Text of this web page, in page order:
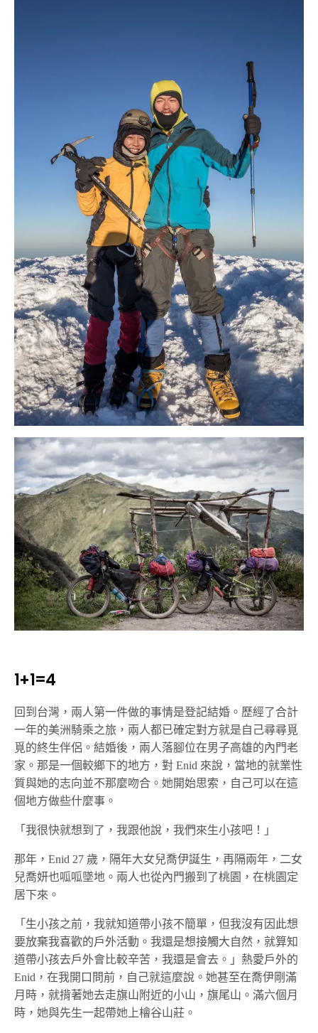
1+1=4
回到台灣，兩人第一件做的事情是登記結婚。歷經了合計
一年的美洲騎乘之旅，兩人都已確定對方就是自己尋尋覓
覓的終生伴侶。結婚後，兩人落腳位在男子高雄的內門老
家。那是一個較鄉下的地方，對 Enid 來說，當地的就業性
質與她的志向並不那麼吻合。她開始思索，自己可以在這
個地方做些什麼事。
「我很快就想到了，我跟他說，我們來生小孩吧！」
那年，Enid 27 歲，隔年大女兒喬伊誕生，再隔兩年，二女
兒喬妍也呱呱墜地。兩人也從內門搬到了桃園，在桃園定
居下來。
「生小孩之前，我就知道帶小孩不簡單，但我沒有因此想
要放棄我喜歡的戶外活動。我還是想接觸大自然，就算知
道帶小孩去戶外會比較辛苦，我還是會去。」熱愛戶外的
Enid，在我開口問前，自己就這麼說。她甚至在喬伊剛滿
月時，就揹著她去走旗山附近的小山，旗尾山。滿六個月
時，她與先生一起帶她上檜谷山莊。